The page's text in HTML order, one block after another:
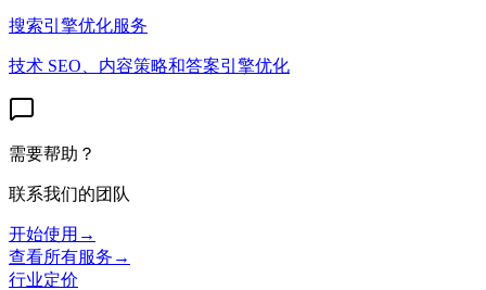
搜索引擎优化服务
技术 SEO、内容策略和答案引擎优化
需要帮助？
联系我们的团队
开始使用 →
查看所有服务 →
行业定价